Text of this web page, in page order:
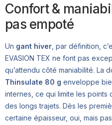
Confort &
pas empoté
Un gant hiver, par définition,
EVASION TEX ne font pas
qu’attendu côté maniabilité. La
Thinsulate 80 g enveloppe
internes, ce qui limite les points
des longs trajets. Dès les
certaine épaisseur, oui, mais